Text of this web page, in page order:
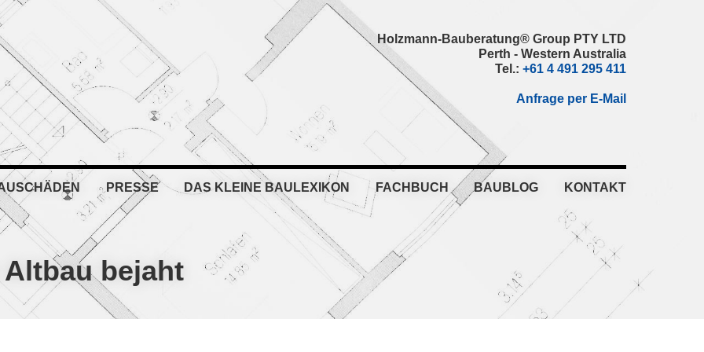
Holzmann-Bauberatung® Group PTY LTD
Perth - Western Australia
Tel.: +61 4 491 295 411
Anfrage per E-Mail
PRESSE DAS KLEINE BAULEXIKON FACHBUCH BAUBLOG KONTAKT
bejaht